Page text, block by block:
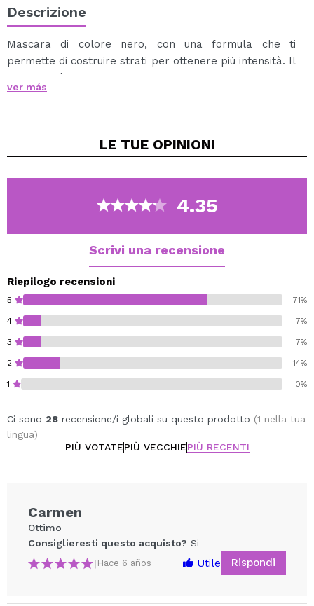
Descrizione
Mascara di colore nero, con una formula che ti
permette di costruire strati per ottenere più intensità. Il
pennello è ideale per raggiungere tutte le schede e
contribuire il volume massimo.
ver más
LE TUE OPINIONI
4.35
Scrivi una recensione
Riepilogo recensioni
5 71%
4 7%
3 7%
2 14%
1 0%
Ci sono 28 recensione/i globali su questo prodotto (1 nella tua
lingua)
PIÙ VOTATEPIÙ VECCHIEPIÙ RECENTI
Carmen
Ottimo
Consiglieresti questo acquisto? Si
| Hace 6 años Utile Rispondi